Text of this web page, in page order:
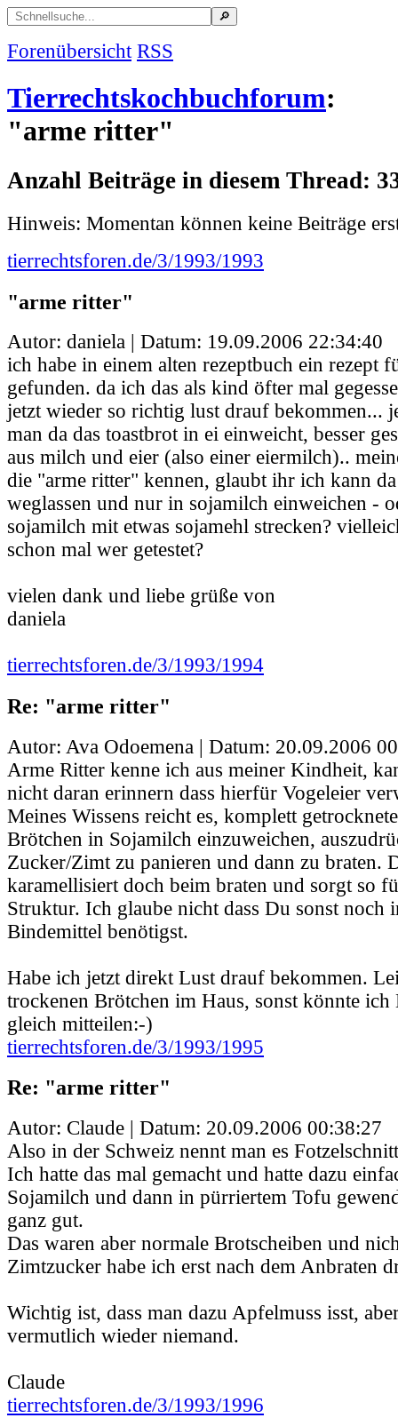
Forenübersicht RSS
Tierrechtskochbuchforum:
"arme ritter"
Anzahl Beiträge in diesem Thread:
Hinweis: Momentan können keine Beiträge
tierrechtsforen.de/3/1993/1993
"arme ritter"
Autor: daniela | Datum: 19.09.2006 22:34:40
ich habe in einem alten rezeptbuch ein rezept
gefunden. da ich das als kind öfter mal
jetzt wieder so richtig lust drauf bekommen...
man da das toastbrot in ei einweicht, besser
aus milch und eier (also einer eiermilch)..
die "arme ritter" kennen, glaubt ihr ich kann
weglassen und nur in sojamilch einweichen -
sojamilch mit etwas sojamehl strecken?
schon mal wer getestet?
vielen dank und liebe grüße von
daniela
tierrechtsforen.de/3/1993/1994
Re: "arme ritter"
Autor: Ava Odoemena | Datum: 20.09.2006
Arme Ritter kenne ich aus meiner Kindheit,
nicht daran erinnern dass hierfür Vogeleier
Meines Wissens reicht es, komplett
Brötchen in Sojamilch einzuweichen,
Zucker/Zimt zu panieren und dann zu braten.
karamellisiert doch beim braten und sorgt so
Struktur. Ich glaube nicht dass Du sonst noch
Bindemittel benötigst.
Habe ich jetzt direkt Lust drauf bekommen.
trockenen Brötchen im Haus, sonst könnte ich
gleich mitteilen:-)
tierrechtsforen.de/3/1993/1995
Re: "arme ritter"
Autor: Claude | Datum: 20.09.2006 00:38:27
Also in der Schweiz nennt man es
Ich hatte das mal gemacht und hatte dazu
Sojamilch und dann in pürriertem Tofu
ganz gut.
Das waren aber normale Brotscheiben und
Zimtzucker habe ich erst nach dem Anbraten
Wichtig ist, dass man dazu Apfelmuss isst,
vermutlich wieder niemand.
Claude
tierrechtsforen.de/3/1993/1996